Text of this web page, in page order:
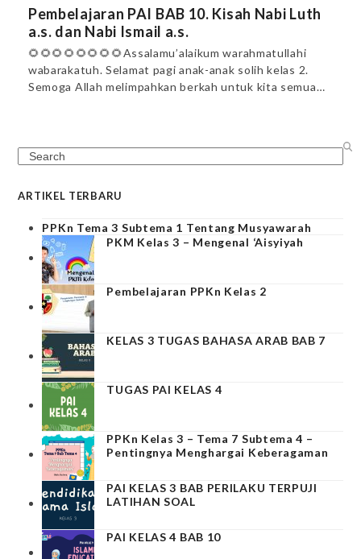
Pembelajaran PAI BAB 10. Kisah Nabi Luth
a.s. dan Nabi Ismail a.s.
🌻🌻🌻🌻🌻🌻🌻🌻Assalamu’alaikum warahmatullahi
wabarakatuh. Selamat pagi anak-anak solih kelas 2.
Semoga Allah melimpahkan berkah untuk kita semua…
Search
ARTIKEL TERBARU
PPKn Tema 3 Subtema 1 Tentang Musyawarah
PKM Kelas 3 – Mengenal ‘Aisyiyah
Pembelajaran PPKn Kelas 2
KELAS 3 TUGAS BAHASA ARAB BAB 7
TUGAS PAI KELAS 4
PPKn Kelas 3 – Tema 7 Subtema 4 –
Pentingnya Menghargai Keberagaman
PAI KELAS 3 BAB PERILAKU TERPUJI
LATIHAN SOAL
PAI KELAS 4 BAB 10